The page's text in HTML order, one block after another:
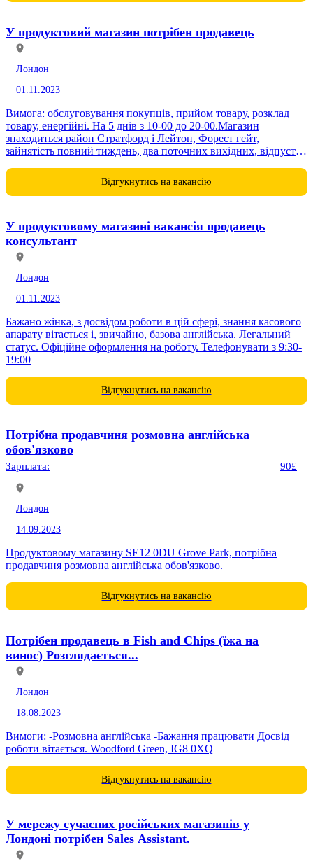
У продуктовий магазин потрібен продавець
Лондон
01.11.2023
Вимога: обслуговування покупців, прийом товару, розклад
товару, енергійні. На 5 днів з 10-00 до 20-00.Магазин
знаходиться район Стратфорд і Лейтон, Форест гейт,
зайнятість повний тиждень, два поточних вихідних, відпустка
Відгукнутись на вакансію
У продуктовому магазині вакансія продавець
консультант
Лондон
01.11.2023
Бажано жінка, з досвідом роботи в цій сфері, знання касового
апарату вітається і, звичайно, базова англійська. Легальний
статус. Офіційне оформлення на роботу. Телефонувати з 9:30-
19:00
Відгукнутись на вакансію
Потрібна продавчиня розмовна англійська
обов'язково
Зарплата: 90£
Лондон
14.09.2023
Продуктовому магазину SE12 0DU Grove Park, потрібна
продавчиня розмовна англійська обов'язково.
Відгукнутись на вакансію
Потрібен продавець в Fish and Chips (їжа на
винос) Розглядається...
Лондон
18.08.2023
Вимоги: -Розмовна англійська -Бажання працювати Досвід
роботи вітається. Woodford Green, IG8 0XQ
Відгукнутись на вакансію
У мережу сучасних російських магазинів у
Лондоні потрібен Sales Assistant.